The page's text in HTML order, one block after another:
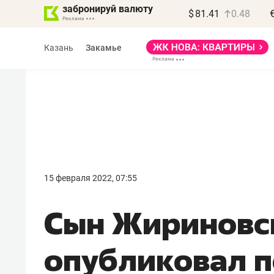
забронируй валюту $ 81.41 0.48
Казань Закамье
15 февраля 2022, 07:55
Сын
опубликовал
правил, бизнес может
потерять минимум